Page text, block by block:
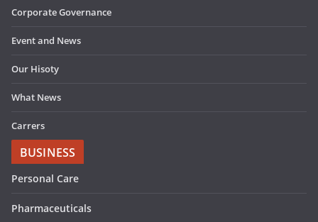
Corporate Governance
Event and News
Our Hisoty
What News
Carrers
BUSINESS
Personal Care
Pharmaceuticals